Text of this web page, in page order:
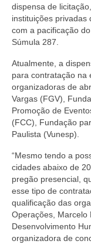
dispensa de
instituições privadas
com a pacificação
Súmula 287.
Atualmente, a
para contratação na
organizadoras de
Vargas (FGV),
Promoção de
(FCC), Fundação
Paulista (Vunesp).
“Mesmo tendo a
cidades abaixo de
pregão presencial,
esse tipo de
qualificação das
Operações, Marcelo
Desenvolvimento
organizadora de